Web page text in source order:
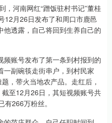
，河南网红“蹭饭驻村书记”董桂
12月26日发布了和周口市鹿邑
透露，自己将回到生养自己的
账号发布了第一条到村报到的
副碗筷走街串户，到村民家
，带火当地农产品。走红后，
至12月26日，其短视频账号共
266万粉丝。